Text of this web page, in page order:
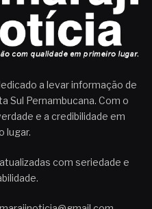
a levar informação de
Sul Pernambucana. Com o
e a credibilidade em
lugar.
com seriedade e